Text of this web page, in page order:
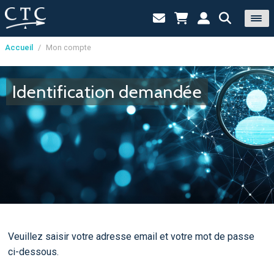
Panneau de gestion des cookies
Accueil / Mon compte
Identification demandée
Veuillez saisir votre adresse email et votre mot de passe
ci-dessous.